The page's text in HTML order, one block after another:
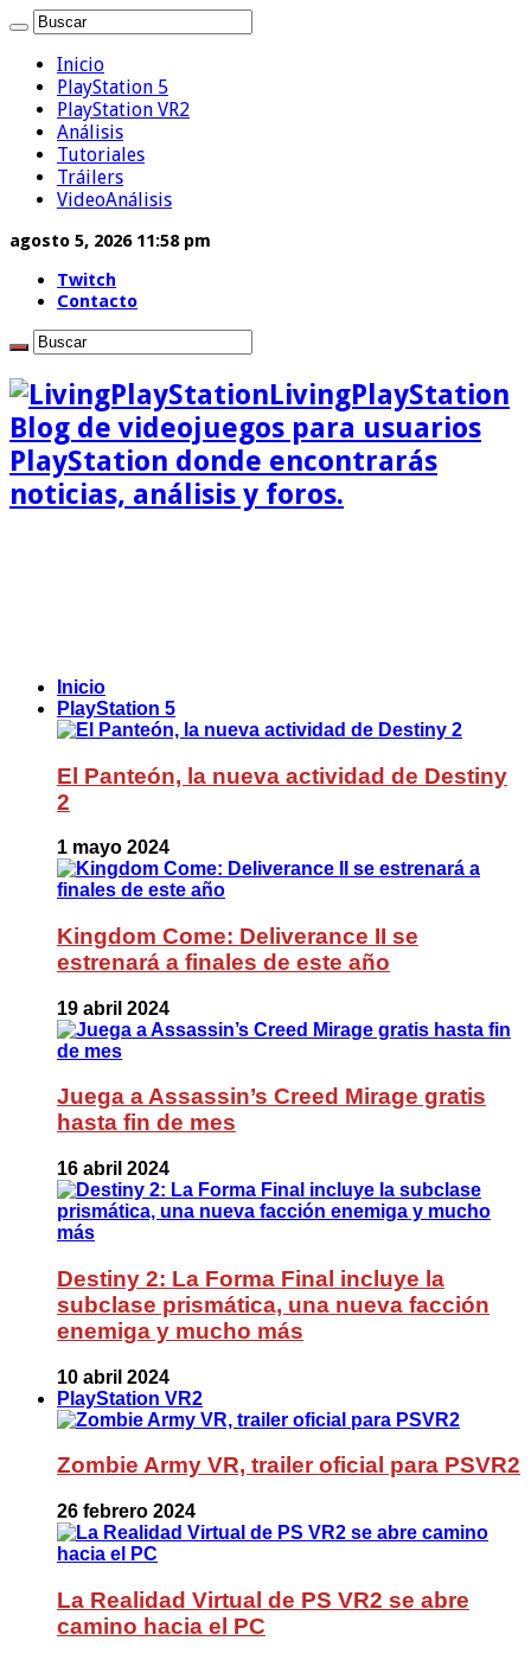
Inicio
PlayStation 5
PlayStation VR2
Análisis
Tutoriales
Tráilers
VideoAnálisis
agosto 5, 2026 11:58 pm
Twitch
Contacto
LivingPlayStation
Blog de videojuegos para usuarios
PlayStation donde encontrarás
noticias, análisis y foros.
Inicio
PlayStation 5
El Panteón, la nueva actividad de Destiny
2
1 mayo 2024
Kingdom Come: Deliverance II se
estrenará a finales de este año
19 abril 2024
Juega a Assassin’s Creed Mirage gratis
hasta fin de mes
16 abril 2024
Destiny 2: La Forma Final incluye la
subclase prismática, una nueva facción
enemiga y mucho más
10 abril 2024
PlayStation VR2
Zombie Army VR, trailer oficial para PSVR2
26 febrero 2024
La Realidad Virtual de PS VR2 se abre
camino hacia el PC